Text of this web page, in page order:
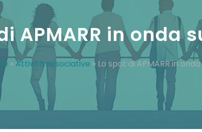
APMARR in onda
»Attività associative » Lo spot di APMARR in